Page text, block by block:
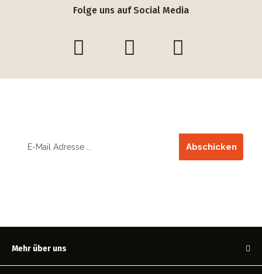
Folge uns auf Social Media
Abschicken
Mehr über uns